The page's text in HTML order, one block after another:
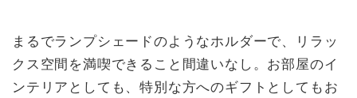
まるでランプシェードのようなホルダーで、リラッ
クス空間を満喫できること間違いなし。お部屋のイ
ンテリアとしても、特別な方へのギフトとしてもお